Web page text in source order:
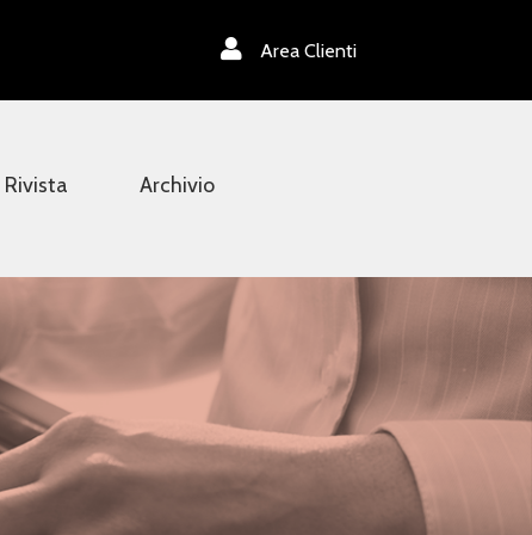
Area Clienti
Rivista Archivio